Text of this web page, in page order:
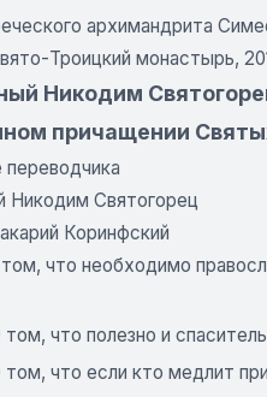
архимандрита
Троицкий монастырь,
Никодим
причащении
Никодим Святогорец
Коринфский
том, что необходимо
том, что полезно и
том, что если кто медлит